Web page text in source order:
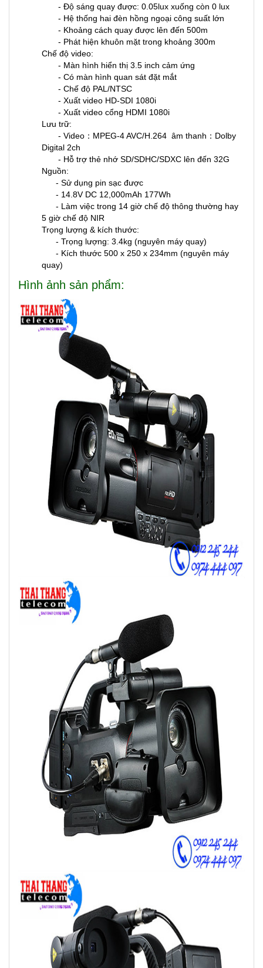
- Độ sáng quay được: 0.05lux xuống còn 0 lux
- Hệ thống hai đèn hồng ngoại công suất lớn
- Khoảng cách quay được lên đến 500m
- Phát hiện khuôn mặt trong khoảng 300m
Chế độ video:
- Màn hình hiển thị 3.5 inch cảm ứng
- Có màn hình quan sát đặt mắt
- Chế độ PAL/NTSC
- Xuất video HD-SDI 1080i
- Xuất video cổng HDMI 1080i
Lưu trữ:
- Video：MPEG-4 AVC/H.264 âm thanh：Dolby
Digital 2ch
- Hỗ trợ thẻ nhớ SD/SDHC/SDXC lên đến 32G
Nguồn:
- Sử dụng pin sạc được
- 14.8V DC 12,000mAh 177Wh
- Làm việc trong 14 giờ chế độ thông thường hay
5 giờ chế độ NIR
Trọng lượng & kích thước:
- Trọng lượng: 3.4kg (nguyên máy quay)
- Kích thước 500 x 250 x 234mm (nguyên máy
quay)
Hình ảnh sản phẩm: